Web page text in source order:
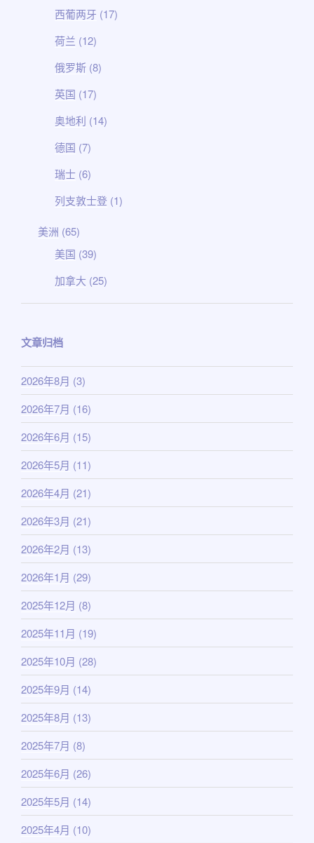
西葡两牙 (17)
荷兰 (12)
俄罗斯 (8)
英国 (17)
奥地利 (14)
德国 (7)
瑞士 (6)
列支敦士登 (1)
美洲 (65)
美国 (39)
加拿大 (25)
文章归档
2026年8月 (3)
2026年7月 (16)
2026年6月 (15)
2026年5月 (11)
2026年4月 (21)
2026年3月 (21)
2026年2月 (13)
2026年1月 (29)
2025年12月 (8)
2025年11月 (19)
2025年10月 (28)
2025年9月 (14)
2025年8月 (13)
2025年7月 (8)
2025年6月 (26)
2025年5月 (14)
2025年4月 (10)